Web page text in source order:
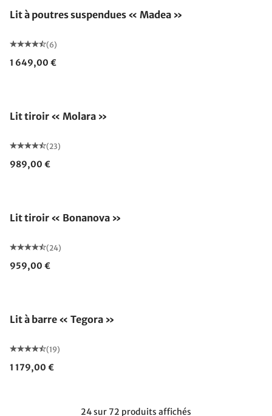
Lit à poutres suspendues « Madea »
(6)
1 649,00 €
Lit tiroir « Molara »
(23)
989,00 €
Lit tiroir « Bonanova »
(24)
959,00 €
Lit à barre « Tegora »
(19)
1 179,00 €
24 sur 72 produits affichés